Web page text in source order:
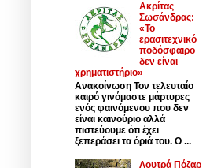
Ακρίτας
Σωσάνδρας:
«Το
ερασιτεχνικό
ποδόσφαιρο
δεν είναι
χρηματιστήριο»
Ανακοίνωση Τον τελευταίο
καιρό γινόμαστε μάρτυρες
ενός φαινόμενου που δεν
είναι καινούριο αλλά
πιστεύουμε ότι έχει
ξεπεράσει τα όριά του. Ο ...
Λουτρά Πόζαρ